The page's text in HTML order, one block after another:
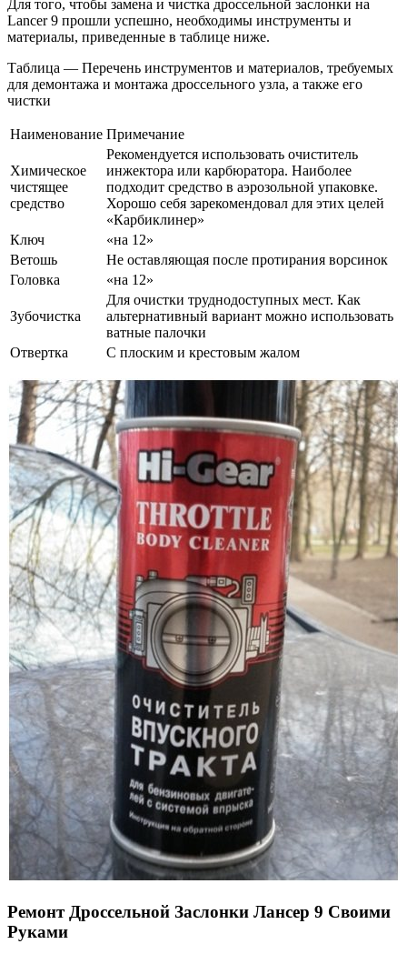
Для того, чтобы замена и чистка дроссельной заслонки на
Lancer 9 прошли успешно, необходимы инструменты и
материалы, приведенные в таблице ниже.
Таблица — Перечень инструментов и материалов, требуемых
для демонтажа и монтажа дроссельного узла, а также его
чистки
Наименование Примечание
Химическое
чистящее
средство
Рекомендуется использовать очиститель
инжектора или карбюратора. Наиболее
подходит средство в аэрозольной упаковке.
Хорошо себя зарекомендовал для этих целей
«Карбиклинер»
Ключ
«на 12»
Ветошь
Не оставляющая после протирания ворсинок
Головка
«на 12»
Зубочистка
Для очистки труднодоступных мест. Как
альтернативный вариант можно использовать
ватные палочки
Отвертка
С плоским и крестовым жалом
Ремонт Дроссельной Заслонки Лансер 9 Своими
Руками